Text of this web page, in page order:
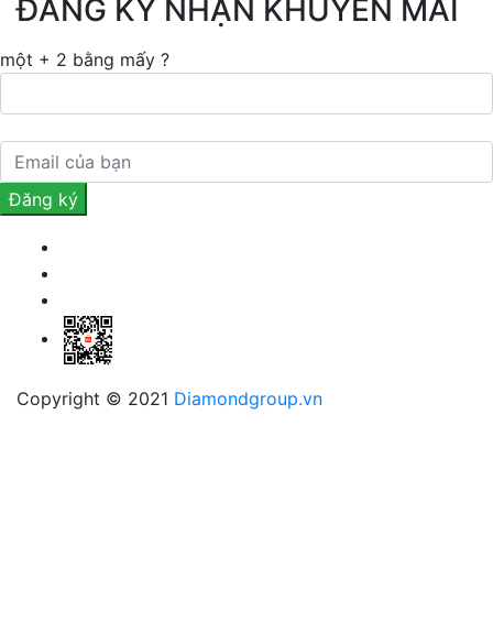
ĐĂNG KÝ NHẬN KHUYẾN MÃI
một + 2 bằng mấy ?
Copyright © 2021 Diamondgroup.vn